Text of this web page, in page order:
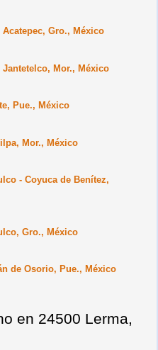
Acatepec, Gro., México
Jantetelco, Mor., México
Pue., México
Mor., México
- Coyuca de Benítez,
Gro., México
de Osorio, Pue., México
en 24500 Lerma,